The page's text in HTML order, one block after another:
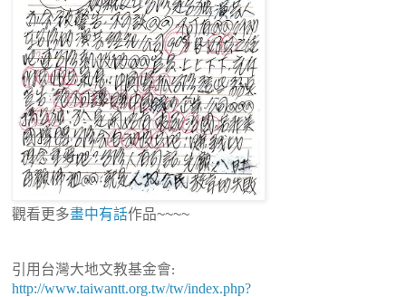
觀看更多畫中有話作品~~~~
引用台灣大地文教基金會:
http://www.taiwantt.org.tw/tw/index.php?